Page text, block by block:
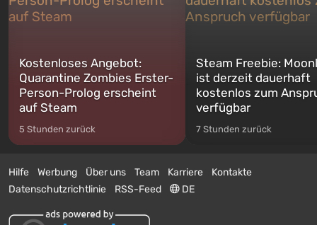
Kostenloses Angebot:
Quarantine Zombies Erster-
Person-Prolog erscheint
auf Steam
5 Stunden zurück
Steam Freebie:
ist derzeit dauerhaft
kostenlos zum
verfügbar
7 Stunden zurück
Hilfe Werbung Über uns Team Karriere
Kontakte
Datenschutzrichtlinie
RSS-Feed DE